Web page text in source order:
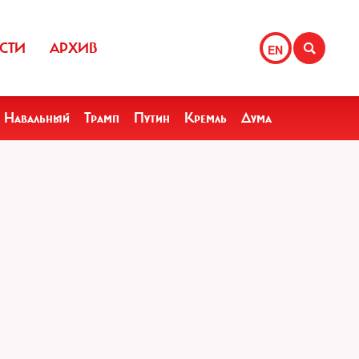
EN
АРХИВ
Навальный Трамп Путин Кремль Дума